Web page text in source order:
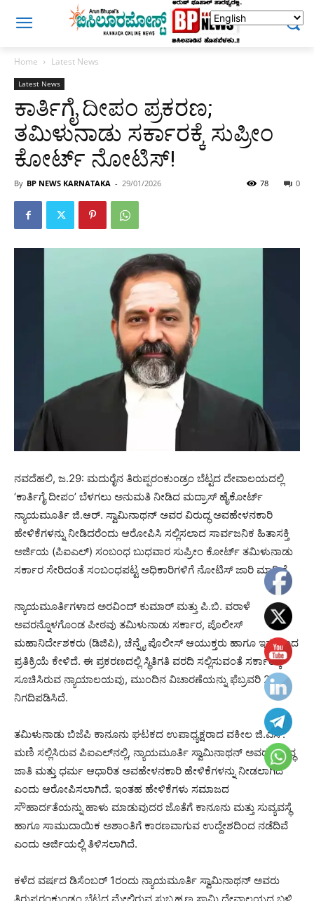
Home Latest News
Latest News
ಕಾರ್ತಿಗೈ ದೀಪಂ ಪ್ರಕರಣ;
ತಮಿಳುನಾಡು ಸರ್ಕಾರಕ್ಕೆ ಸುಪ್ರೀಂ
ಕೋರ್ಟ್ ನೋಟಿಸ್!
By BP NEWS KARNATAKA - 29/01/2026 0
78
ನವದೆಹಲಿ, ಜ.29: ಮದುರೈನ ತಿರುಪ್ಪರಂಕುಂಡ್ರಂ ಬೆಟ್ಟದ ದೇವಾಲಯದಲ್ಲಿ
‘ಕಾರ್ತಿಗೈ ದೀಪಂ’ ಬೆಳಗಲು ಅನುಮತಿ ನೀಡಿದ ಮದ್ರಾಸ್ ಹೈಕೋರ್ಟ್
ನ್ಯಾಯಮೂರ್ತಿ ಜಿ.ಆರ್. ಸ್ವಾಮಿನಾಥನ್ ಅವರ ವಿರುದ್ಧ ಅವಹೇಳನಕಾರಿ
ಹೇಳಿಕೆಗಳನ್ನು ನೀಡಿದರೆಂದು ಆರೋಪಿಸಿ ಸಲ್ಲಿಸಲಾದ ಸಾರ್ವಜನಿಕ ಹಿತಾಸಕ್ತಿ
ಅರ್ಜಿಯ (ಪಿಐಎಲ್) ಸಂಬಂಧ ಬುಧವಾರ ಸುಪ್ರೀಂ ಕೋರ್ಟ್ ತಮಿಳುನಾಡು
ಸರ್ಕಾರ ಸೇರಿದಂತೆ ಸಂಬಂಧಪಟ್ಟ ಅಧಿಕಾರಿಗಳಿಗೆ ನೋಟಿಸ್ ಜಾರಿ ಮಾಡಿದೆ.
ನ್ಯಾಯಮೂರ್ತಿಗಳಾದ ಅರವಿಂದ್ ಕುಮಾರ್ ಮತ್ತು ಪಿ.ಬಿ. ವರಾಳೆ
ಅವರನ್ನೊಳಗೊಂಡ ಪೀಠವು ತಮಿಳುನಾಡು ಸರ್ಕಾರ, ಪೊಲೀಸ್
ಮಹಾನಿರ್ದೇಶಕರು (ಡಿಜಿಪಿ), ಚೆನ್ನೈ ಪೊಲೀಸ್ ಆಯುಕ್ತರು ಹಾಗೂ ಇತರರಿಂದ
ಪ್ರತಿಕ್ರಿಯೆ ಕೇಳಿದೆ. ಈ ಪ್ರಕರಣದಲ್ಲಿ ಸ್ಥಿತಿಗತಿ ವರದಿ ಸಲ್ಲಿಸುವಂತೆ ಸರ್ಕಾರಕ್ಕೆ
ಸೂಚಿಸಿರುವ ನ್ಯಾಯಾಲಯವು, ಮುಂದಿನ ವಿಚಾರಣೆಯನ್ನು ಫೆಬ್ರವರಿ 2ಕ್ಕೆ
ನಿಗದಿಪಡಿಸಿದೆ.
ತಮಿಳುನಾಡು ಬಿಜೆಪಿ ಕಾನೂನು ಘಟಕದ ಉಪಾಧ್ಯಕ್ಷರಾದ ವಕೀಲ ಜಿ.ಎಸ್.
ಮಣಿ ಸಲ್ಲಿಸಿರುವ ಪಿಐಎಲ್‌ನಲ್ಲಿ, ನ್ಯಾಯಮೂರ್ತಿ ಸ್ವಾಮಿನಾಥನ್ ಅವರ ವಿರುದ್ಧ
ಜಾತಿ ಮತ್ತು ಧರ್ಮ ಆಧಾರಿತ ಅವಹೇಳನಕಾರಿ ಹೇಳಿಕೆಗಳನ್ನು ನೀಡಲಾಗಿದೆ
ಎಂದು ಆರೋಪಿಸಲಾಗಿದೆ. ಇಂತಹ ಹೇಳಿಕೆಗಳು ಸಮಾಜದ
ಸೌಹಾರ್ದತೆಯನ್ನು ಹಾಳು ಮಾಡುವುದರ ಜೊತೆಗೆ ಕಾನೂನು ಮತ್ತು ಸುವ್ಯವಸ್ಥೆ
ಹಾಗೂ ಸಾಮುದಾಯಿಕ ಅಶಾಂತಿಗೆ ಕಾರಣವಾಗುವ ಉದ್ದೇಶದಿಂದ ನಡೆದಿವೆ
ಎಂದು ಅರ್ಜಿಯಲ್ಲಿ ತಿಳಿಸಲಾಗಿದೆ.
ಕಳೆದ ವರ್ಷದ ಡಿಸೆಂಬರ್ 1ರಂದು ನ್ಯಾಯಮೂರ್ತಿ ಸ್ವಾಮಿನಾಥನ್ ಅವರು